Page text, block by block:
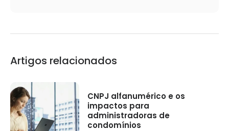
você declara estar de acordo com a nossa
Recusar Cookies
você declara estar de acordo com a nossa
Recusar Cookies
Artigos relacionados
CNPJ alfanumérico e os
impactos para
administradoras de
condomínios